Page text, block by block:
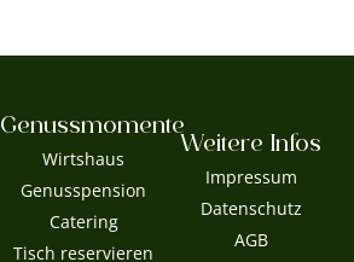
Genussmomente
Wirtshaus
Genusspension
Catering
Tisch reservieren
Weitere Infos
Impressum
Datenschutz
AGB